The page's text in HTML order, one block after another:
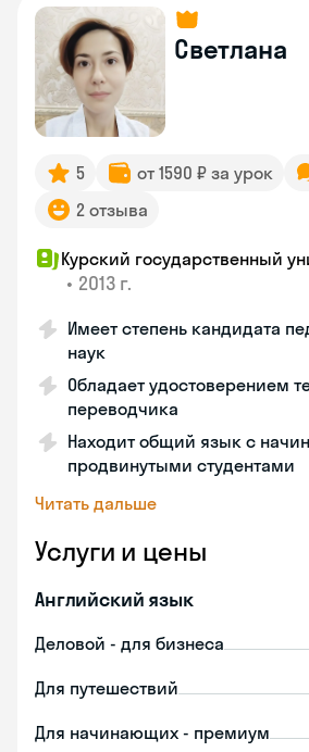
Светлана
5 от 1590 ₽ за урок
2 отзыва
Курский государственный
• 2013 г.
Имеет степень кандидата
наук
Обладает удостоверением
переводчика
Находит общий язык с
продвинутыми студентами
Читать дальше
Услуги и цены
Английский язык
Деловой - для бизнеса
Для путешествий
Для начинающих - премиум